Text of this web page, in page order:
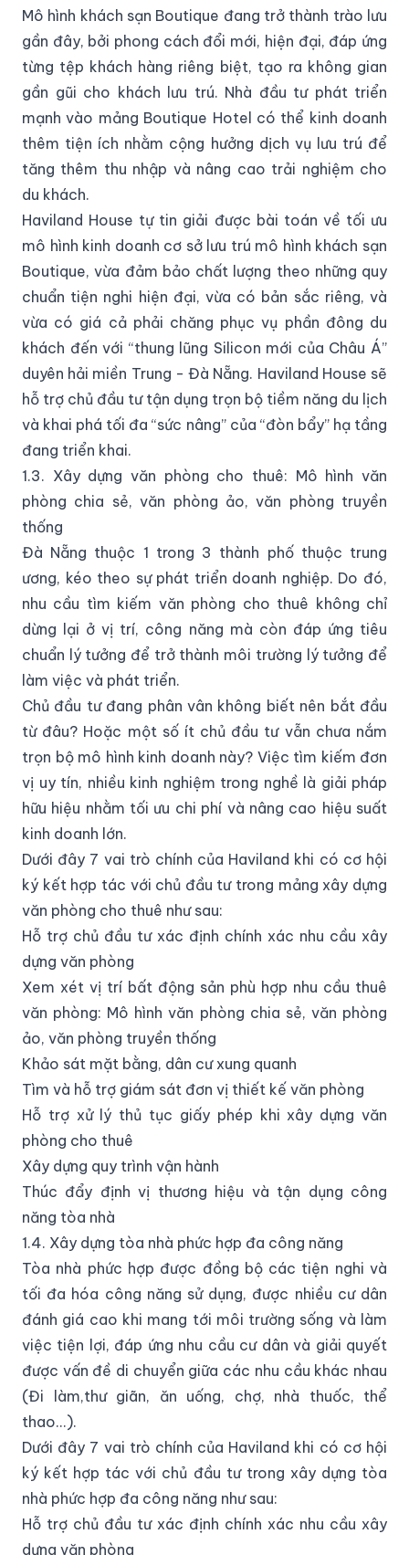
Mô hình khách sạn Boutique đang trở thành trào lưu
gần đây, bởi phong cách đổi mới, hiện đại, đáp ứng
từng tệp khách hàng riêng biệt, tạo ra không gian
gần gũi cho khách lưu trú. Nhà đầu tư phát triển
mạnh vào mảng Boutique Hotel có thể kinh doanh
thêm tiện ích nhằm cộng hưởng dịch vụ lưu trú để
tăng thêm thu nhập và nâng cao trải nghiệm cho
du khách.
Haviland House tự tin giải được bài toán về tối ưu
mô hình kinh doanh cơ sở lưu trú mô hình khách sạn
Boutique, vừa đảm bảo chất lượng theo những quy
chuẩn tiện nghi hiện đại, vừa có bản sắc riêng, và
vừa có giá cả phải chăng phục vụ phần đông du
khách đến với “thung lũng Silicon mới của Châu Á”
duyên hải miền Trung - Đà Nẵng. Haviland House sẽ
hỗ trợ chủ đầu tư tận dụng trọn bộ tiềm năng du lịch
và khai phá tối đa “sức nâng” của “đòn bẩy” hạ tầng
đang triển khai.
1.3. Xây dựng văn phòng cho thuê: Mô hình văn
phòng chia sẻ, văn phòng ảo, văn phòng truyền
thống
Đà Nẵng thuộc 1 trong 3 thành phố thuộc trung
ương, kéo theo sự phát triển doanh nghiệp. Do đó,
nhu cầu tìm kiếm văn phòng cho thuê không chỉ
dừng lại ở vị trí, công năng mà còn đáp ứng tiêu
chuẩn lý tưởng để trở thành môi trường lý tưởng để
làm việc và phát triển.
Chủ đầu tư đang phân vân không biết nên bắt đầu
từ đâu? Hoặc một số ít chủ đầu tư vẫn chưa nắm
trọn bộ mô hình kinh doanh này? Việc tìm kiếm đơn
vị uy tín, nhiều kinh nghiệm trong nghề là giải pháp
hữu hiệu nhằm tối ưu chi phí và nâng cao hiệu suất
kinh doanh lớn.
Dưới đây 7 vai trò chính của Haviland khi có cơ hội
ký kết hợp tác với chủ đầu tư trong mảng xây dựng
văn phòng cho thuê như sau:
Hỗ trợ chủ đầu tư xác định chính xác nhu cầu xây
dựng văn phòng
Xem xét vị trí bất động sản phù hợp nhu cầu thuê
văn phòng: Mô hình văn phòng chia sẻ, văn phòng
ảo, văn phòng truyền thống
Khảo sát mặt bằng, dân cư xung quanh
Tìm và hỗ trợ giám sát đơn vị thiết kế văn phòng
Hỗ trợ xử lý thủ tục giấy phép khi xây dựng văn
phòng cho thuê
Xây dựng quy trình vận hành
Thúc đẩy định vị thương hiệu và tận dụng công
năng tòa nhà
1.4. Xây dựng tòa nhà phức hợp đa công năng
Tòa nhà phức hợp được đồng bộ các tiện nghi và
tối đa hóa công năng sử dụng, được nhiều cư dân
đánh giá cao khi mang tới môi trường sống và làm
việc tiện lợi, đáp ứng nhu cầu cư dân và giải quyết
được vấn đề di chuyển giữa các nhu cầu khác nhau
(Đi làm,thư giãn, ăn uống, chợ, nhà thuốc, thể
thao...).
Dưới đây 7 vai trò chính của Haviland khi có cơ hội
ký kết hợp tác với chủ đầu tư trong xây dựng tòa
nhà phức hợp đa công năng như sau:
Hỗ trợ chủ đầu tư xác định chính xác nhu cầu xây
dựng văn phòng